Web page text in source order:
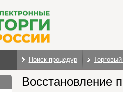
Поиск процедур
Восстановление